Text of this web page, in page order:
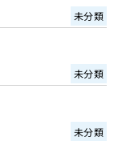
未分類
未分類
未分類